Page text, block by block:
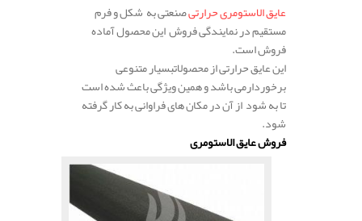
عایق الاستومری حرارتیصنعتی به شکل و فرم
مستقیم در نمایندگی فروش این محصول آماده
فروش است.
این عایق حرارتی از محصولاتبسیار متنوعی
برخوردارمی باشد و همین ویژگی باعث شده است
تا به شود از آن در مکان های فراوانی به کار گرفته
شود.
فروش عایق الاستومری